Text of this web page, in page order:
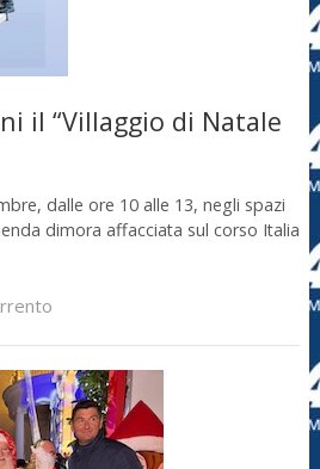
il “Villaggio di Natale
dalle ore 10 alle 13, negli spazi
dimora affacciata sul corso Italia